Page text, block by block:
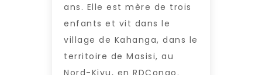
ans. Elle est mère de trois
enfants et vit dans le
village de Kahanga, dans le
territoire de Masisi, au
Nord-Kivu, en RDCongo.